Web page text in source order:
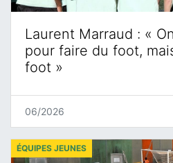
Laurent Marraud : «
pour faire du foot,
foot »
06/2026
ÉQUIPES JEUNES